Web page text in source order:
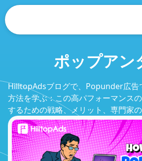
ポップアン
HilltopAdsブログで、Popunder広告
方法を学ぶ：この高パフォーマンス
するための戦略、メリット、専門家の